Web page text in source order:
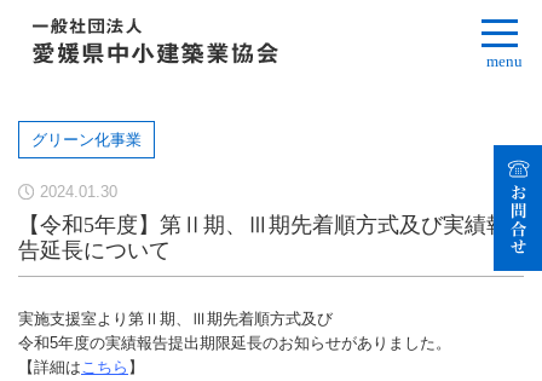
menu
グリーン化事業
2024.01.30
【令和5年度】第Ⅱ期、Ⅲ期先着順方式及び実績報
告延長について
実施支援室より第Ⅱ期、Ⅲ期先着順方式及び
令和5年度の実績報告提出期限延長のお知らせがありました。
【詳細は こちら 】